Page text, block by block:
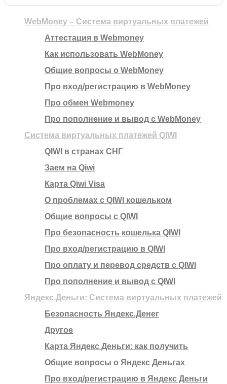
WebMoney – Система виртуальных платежей
Аттестация в Webmoney
Как использовать WebMoney
Общие вопросы о WebMoney
Про вход/регистрацию в WebMoney
Про обмен Webmoney
Про пополнение и вывод с WebMoney
Система виртуальных платежей QIWI
QIWI в странах СНГ
Заем на Qiwi
Карта Qiwi Visa
О проблемах с QIWI кошельком
Общие вопросы с QIWI
Про безопасность кошелька QIWI
Про вход/регистрацию в QIWI
Про оплату и перевод средств c QIWI
Про пополнение и вывод с QIWI
Яндекс.Деньги: Система виртуальных платежей
Безопасность Яндекс.Денег
Другое
Карта Яндекс Деньги: как получить
Общие вопросы о Яндекс Деньгах
Про вход/регистрацию в Яндекс Деньги